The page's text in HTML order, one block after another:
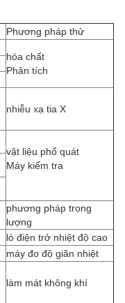
Phương pháp thử
hóa chất
Phân tích
nhiễu xạ tia X
vật liệu phổ quát
Máy kiểm tra
phương pháp trọng
lượng
lò điện trở nhiệt độ cao
máy đo độ giãn nhiệt
làm mát không khí